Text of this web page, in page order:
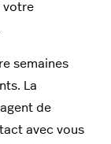
votre
semaines
La
de
avec vous